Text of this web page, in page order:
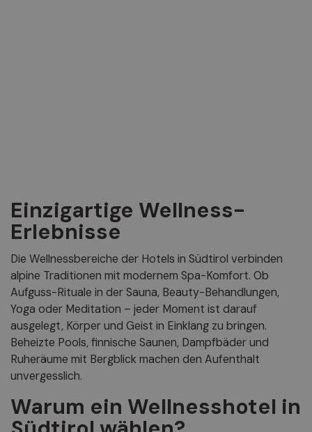
Einzigartige Wellness-
Erlebnisse
Die Wellnessbereiche der Hotels in Südtirol verbinden
alpine Traditionen mit modernem Spa-Komfort. Ob
Aufguss-Rituale in der Sauna, Beauty-Behandlungen,
Yoga oder Meditation – jeder Moment ist darauf
ausgelegt, Körper und Geist in Einklang zu bringen.
Beheizte Pools, finnische Saunen, Dampfbäder und
Ruheräume mit Bergblick machen den Aufenthalt
unvergesslich.
Warum ein Wellnesshotel in